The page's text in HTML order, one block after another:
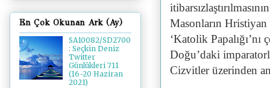
Masonların Hristiyan
‘Katolik Papalığı’nı
Doğu’daki
Cizvitler üzerinden
En Çok Okunan Ark (Ay)
SA10082/SD2700
: Seçkin Deniz
Twitter
Günlükleri 711
(16-20 Haziran
2021)